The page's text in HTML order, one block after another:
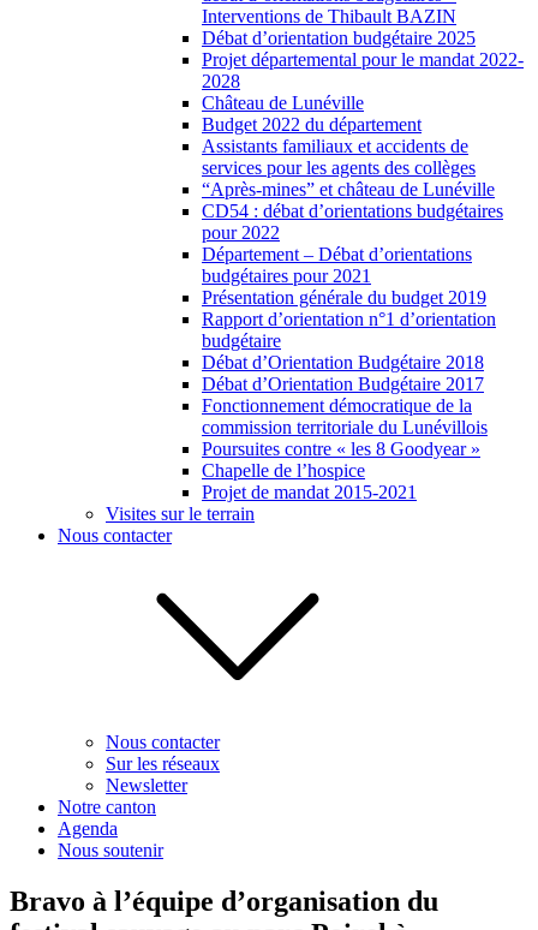
Interventions de Thibault BAZIN
Débat d’orientation budgétaire 2025
Projet départemental pour le mandat 2022-
2028
Château de Lunéville
Budget 2022 du département
Assistants familiaux et accidents de
services pour les agents des collèges
“Après-mines” et château de Lunéville
CD54 : débat d’orientations budgétaires
pour 2022
Département – Débat d’orientations
budgétaires pour 2021
Présentation générale du budget 2019
Rapport d’orientation n°1 d’orientation
budgétaire
Débat d’Orientation Budgétaire 2018
Débat d’Orientation Budgétaire 2017
Fonctionnement démocratique de la
commission territoriale du Lunévillois
Poursuites contre « les 8 Goodyear »
Chapelle de l’hospice
Projet de mandat 2015-2021
Visites sur le terrain
Nous contacter
Nous contacter
Sur les réseaux
Newsletter
Notre canton
Agenda
Nous soutenir
Bravo à l’équipe d’organisation du